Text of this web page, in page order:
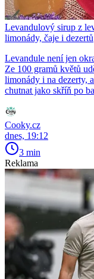
Levandulový sirup z
limonády, čaje i dezertů
Levandule není jen
Ze 100 gramů květů
limonády i na dezerty,
chutnat jako skříň po
Cooky.cz
dnes, 19:12
3 min
Reklama